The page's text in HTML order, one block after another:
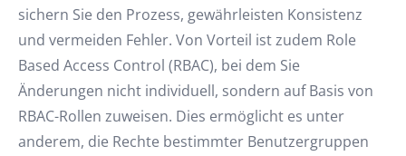
sichern Sie den Prozess, gewährleisten Konsistenz
und vermeiden Fehler. Von Vorteil ist zudem Role
Based Access Control (RBAC), bei dem Sie
Änderungen nicht individuell, sondern auf Basis von
RBAC-Rollen zuweisen. Dies ermöglicht es unter
anderem, die Rechte bestimmter Benutzergruppen